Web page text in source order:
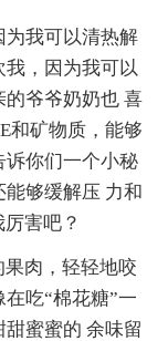
我可以清热解
，因为我可以
爷爷奶奶也 喜
和矿物质，能够
诉你们一个小秘
够缓解压 力和
害吧？
肉，轻轻地咬
在吃“棉花糖”一
蜜蜜的 余味留